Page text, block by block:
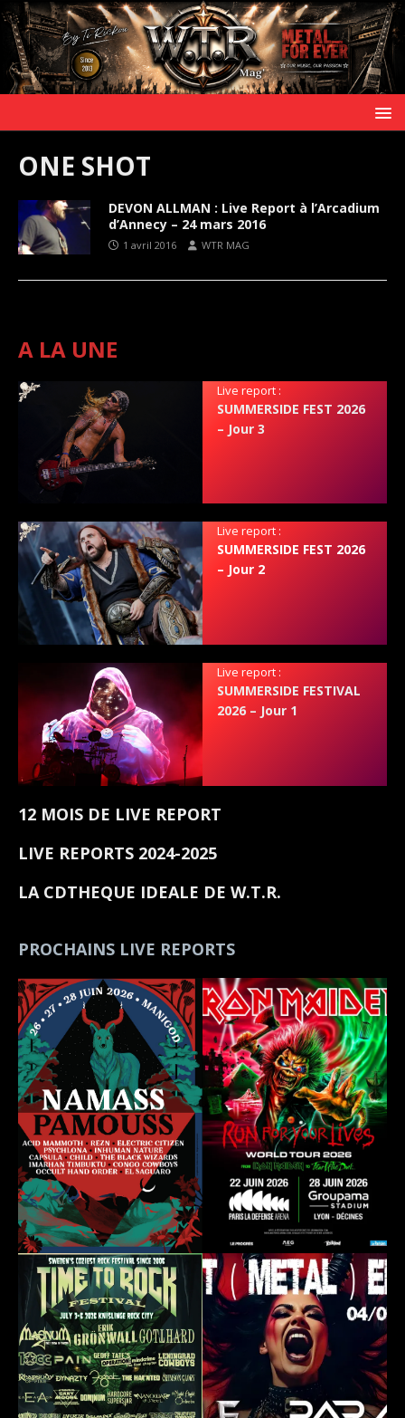
ONE SHOT
DEVON ALLMAN : Live Report à l’Arcadium
d’Annecy – 24 mars 2016
1 avril 2016 WTR MAG
A LA UNE
Live report :
SUMMERSIDE FEST 2026
– Jour 3
Live report :
SUMMERSIDE FEST 2026
– Jour 2
Live report :
SUMMERSIDE FESTIVAL
2026 – Jour 1
12 MOIS DE LIVE REPORT
LIVE REPORTS 2024-2025
LA CDTHEQUE IDEALE DE W.T.R.
PROCHAINS LIVE REPORTS